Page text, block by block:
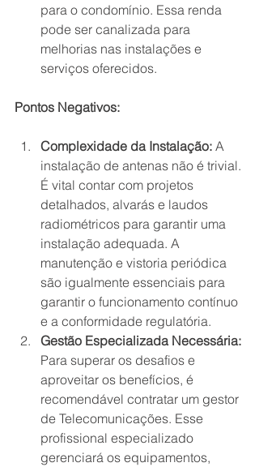
para o condomínio. Essa renda
pode ser canalizada para
melhorias nas instalações e
serviços oferecidos.
Pontos Negativos:
Complexidade da Instalação: A
instalação de antenas não é trivial.
É vital contar com projetos
detalhados, alvarás e laudos
radiométricos para garantir uma
instalação adequada. A
manutenção e vistoria periódica
são igualmente essenciais para
garantir o funcionamento contínuo
e a conformidade regulatória.
Gestão Especializada Necessária:
Para superar os desafios e
aproveitar os benefícios, é
recomendável contratar um gestor
de Telecomunicações. Esse
profissional especializado
gerenciará os equipamentos,